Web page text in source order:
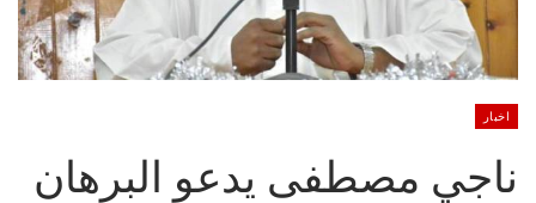
اخبار
ناجي مصطفى يدعو البرهان